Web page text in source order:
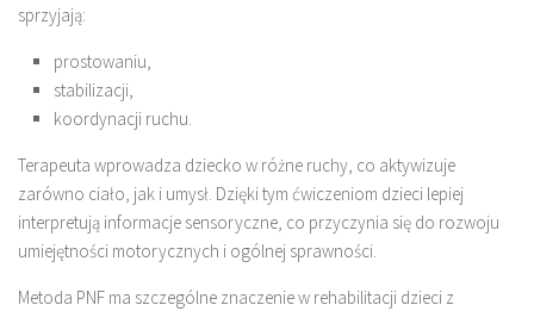
sprzyjają:
prostowaniu,
stabilizacji,
koordynacji ruchu.
Terapeuta wprowadza dziecko w różne ruchy, co aktywizuje
zarówno ciało, jak i umysł. Dzięki tym ćwiczeniom dzieci lepiej
interpretują informacje sensoryczne, co przyczynia się do rozwoju
umiejętności motorycznych i ogólnej sprawności.
Metoda PNF ma szczególne znaczenie w rehabilitacji dzieci z